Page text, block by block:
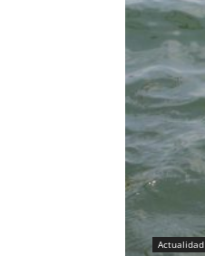
Actualidad